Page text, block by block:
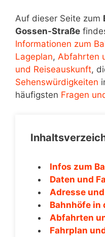
Auf dieser Seite zum
Gossen-Straße
Informationen zum
Lageplan, Abfahrten
und Reiseauskunft,
Sehenswürdigkeiten
häufigsten Fragen
Infos zum
Daten und
Adresse
Bahnhöfe in
Abfahrten
Fahrplan